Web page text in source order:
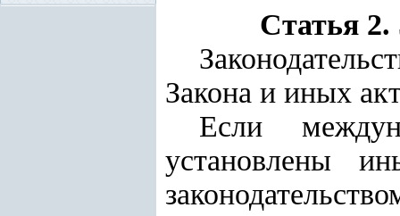
Статья 2.
Закона и иных
Если
установлены